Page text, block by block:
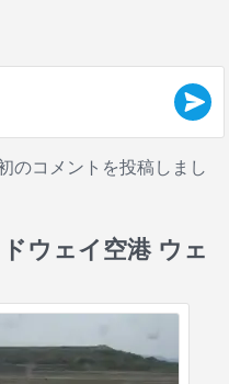
のコメントを投稿しまし
ウェイ空港 ウェ